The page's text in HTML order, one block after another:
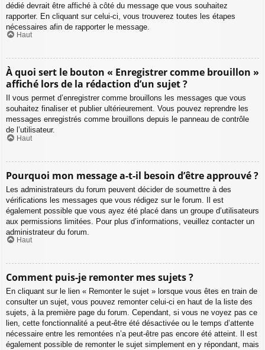
dédié devrait être affiché à côté du message que vous souhaitez
rapporter. En cliquant sur celui-ci, vous trouverez toutes les étapes
nécessaires afin de rapporter le message.
Haut
À quoi sert le bouton « Enregistrer comme brouillon »
affiché lors de la rédaction d’un sujet ?
Il vous permet d’enregistrer comme brouillons les messages que vous
souhaitez finaliser et publier ultérieurement. Vous pouvez reprendre les
messages enregistrés comme brouillons depuis le panneau de contrôle
de l’utilisateur.
Haut
Pourquoi mon message a-t-il besoin d’être approuvé ?
Les administrateurs du forum peuvent décider de soumettre à des
vérifications les messages que vous rédigez sur le forum. Il est
également possible que vous ayez été placé dans un groupe d’utilisateurs
aux permissions limitées. Pour plus d’informations, veuillez contacter un
administrateur du forum.
Haut
Comment puis-je remonter mes sujets ?
En cliquant sur le lien « Remonter le sujet » lorsque vous êtes en train de
consulter un sujet, vous pouvez remonter celui-ci en haut de la liste des
sujets, à la première page du forum. Cependant, si vous ne voyez pas ce
lien, cette fonctionnalité a peut-être été désactivée ou le temps d’attente
nécessaire entre les remontées n’a peut-être pas encore été atteint. Il est
également possible de remonter le sujet simplement en y répondant, mais